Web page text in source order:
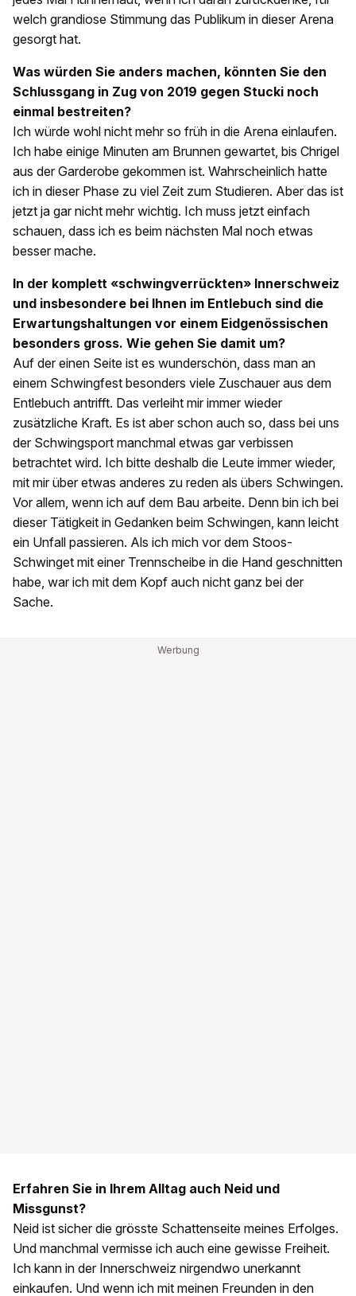
welch grandiose Stimmung das Publikum in dieser Arena
gesorgt hat.
Was würden Sie anders machen, könnten Sie den
Schlussgang in Zug von 2019 gegen Stucki noch
einmal bestreiten?
Ich würde wohl nicht mehr so früh in die Arena einlaufen.
Ich habe einige Minuten am Brunnen gewartet, bis Chrigel
aus der Garderobe gekommen ist. Wahrscheinlich hatte
ich in dieser Phase zu viel Zeit zum Studieren. Aber das ist
jetzt ja gar nicht mehr wichtig. Ich muss jetzt einfach
schauen, dass ich es beim nächsten Mal noch etwas
besser mache.
In der komplett «schwingverrückten» Innerschweiz
und insbesondere bei Ihnen im Entlebuch sind die
Erwartungshaltungen vor einem Eidgenössischen
besonders gross. Wie gehen Sie damit um?
Auf der einen Seite ist es wunderschön, dass man an
einem Schwingfest besonders viele Zuschauer aus dem
Entlebuch antrifft. Das verleiht mir immer wieder
zusätzliche Kraft. Es ist aber schon auch so, dass bei uns
der Schwingsport manchmal etwas gar verbissen
betrachtet wird. Ich bitte deshalb die Leute immer wieder,
mit mir über etwas anderes zu reden als übers Schwingen.
Vor allem, wenn ich auf dem Bau arbeite. Denn bin ich bei
dieser Tätigkeit in Gedanken beim Schwingen, kann leicht
ein Unfall passieren. Als ich mich vor dem Stoos-
Schwinget mit einer Trennscheibe in die Hand geschnitten
habe, war ich mit dem Kopf auch nicht ganz bei der
Sache.
Erfahren Sie in Ihrem Alltag auch Neid und
Missgunst?
Neid ist sicher die grösste Schattenseite meines Erfolges.
Und manchmal vermisse ich auch eine gewisse Freiheit.
Ich kann in der Innerschweiz nirgendwo unerkannt
einkaufen. Und wenn ich mit meinen Freunden in den